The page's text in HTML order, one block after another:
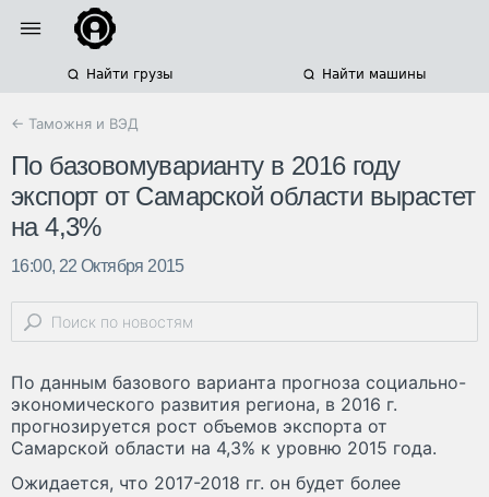
Найти грузы Найти машины
← Таможня и ВЭД
По базовомуварианту в 2016 году
экспорт от Самарской области вырастет
на 4,3%
16:00, 22 Октября 2015
По данным базового варианта прогноза социально-
экономического развития региона, в 2016 г.
прогнозируется рост объемов экспорта от
Самарской области на 4,3% к уровню 2015 года.
Ожидается, что 2017-2018 гг. он будет более